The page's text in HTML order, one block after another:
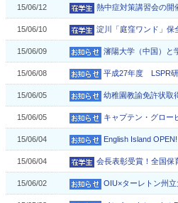
15/06/12 熱中症対策講習会の開
15/06/10 淀川「庭窪ワンド」保
15/06/09 瀋陽大学（中国）と
15/06/08 平成27年度 LSPR
15/06/05 幼稚園教諭免許状取
15/06/05 キャプテン・グロー
15/06/04 English Island OPEN!
15/06/04 会長表彰受賞！全国保
15/06/02 OIU×ターレトン州